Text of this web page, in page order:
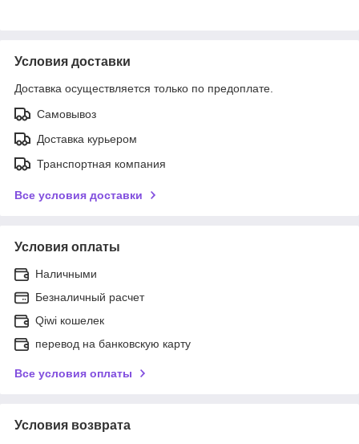
Условия доставки
Доставка осуществляется только по предоплате.
Самовывоз
Доставка курьером
Транспортная компания
Все условия доставки
Условия оплаты
Наличными
Безналичный расчет
Qiwi кошелек
перевод на банковскую карту
Все условия оплаты
Условия возврата